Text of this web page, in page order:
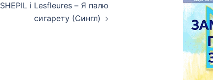
SHEPIL і Lesfleures – Я палю
сигарету (Сингл)